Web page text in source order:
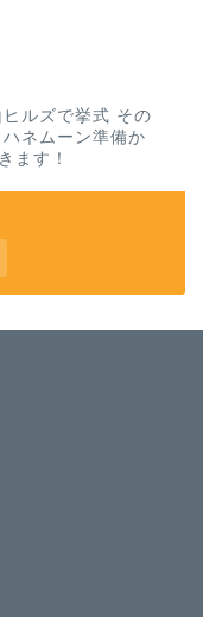
ルズで挙式 その
ネムーン準備か
ます！